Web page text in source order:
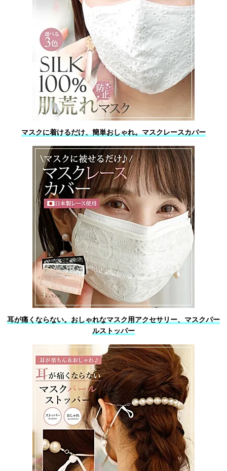
マスクに着けるだけ、簡単おしゃれ。マスクレースカバー
耳が痛くならない。おしゃれなマスク用アクセサリー、マスクパー
ルストッパー